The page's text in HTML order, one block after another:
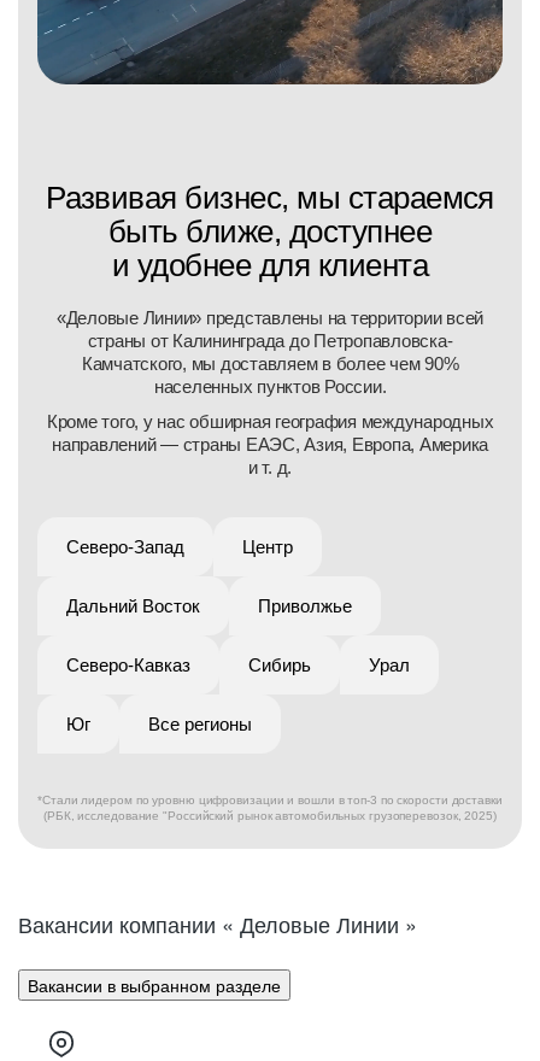
Развивая бизнес, мы стараемся
быть ближе, доступнее
и удобнее для клиента
«Деловые Линии» представлены на территории всей
страны от Калининграда до Петропавловска-
Камчатского, мы доставляем в более чем 90%
населенных пунктов России.
Кроме того, у нас обширная география международных
направлений — страны ЕАЭС, Азия, Европа, Америка
и т. д.
Северо-Запад Центр
Дальний Восток Приволжье
Северо-Кавказ Сибирь Урал
Юг Все регионы
*Стали лидером по уровню цифровизации и вошли в топ-3 по скорости доставки
(РБК, исследование "Российский рынок автомобильных грузоперевозок, 2025)
Вакансии компании « Деловые Линии »
Вакансии в выбранном разделе